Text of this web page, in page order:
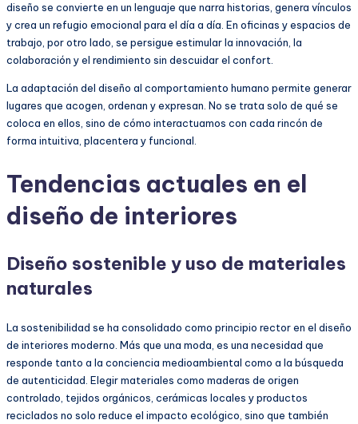
diseño se convierte en un lenguaje que narra historias, genera vínculos
y crea un refugio emocional para el día a día. En oficinas y espacios de
trabajo, por otro lado, se persigue estimular la innovación, la
colaboración y el rendimiento sin descuidar el confort.
La adaptación del diseño al comportamiento humano permite generar
lugares que acogen, ordenan y expresan. No se trata solo de qué se
coloca en ellos, sino de cómo interactuamos con cada rincón de
forma intuitiva, placentera y funcional.
Tendencias actuales en el
diseño de interiores
Diseño sostenible y uso de materiales
naturales
La sostenibilidad se ha consolidado como principio rector en el diseño
de interiores moderno. Más que una moda, es una necesidad que
responde tanto a la conciencia medioambiental como a la búsqueda
de autenticidad. Elegir materiales como maderas de origen
controlado, tejidos orgánicos, cerámicas locales y productos
reciclados no solo reduce el impacto ecológico, sino que también